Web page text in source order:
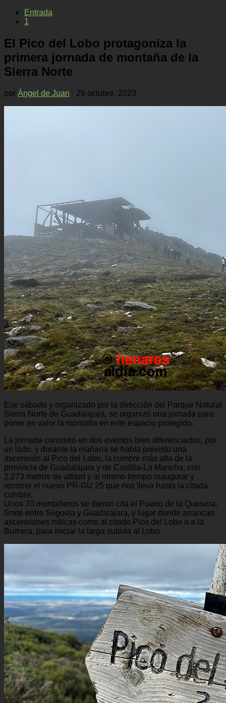
Entrada
1
El Pico del Lobo protagoniza la
primera jornada de montaña de la
Sierra Norte
por Ángel de Juan · 29 octubre, 2023
Ese sábado y organizado por la dirección del Parque Natural
Sierra Norte de Guadalajara, se organizó una jornada para
poner en valor la montaña en este espacio protegido.
La jornada consistió en dos eventos bien diferenciados, por
un lado, y durante la mañana se había previsto una
ascensión al Pico del Lobo, la cumbre más alta de la
provincia de Guadalajara y de Castilla-La Mancha, con
2.273 metros de altitud y al mismo tiempo inaugurar y
recorrer el nuevo PR-GU 25 que nos lleva hasta la citada
cumbre.
Unos 70 montañeros se dieron cita el Puerto de la Quesera,
límite entre Segovia y Guadalajara, y lugar donde arrancan
ascensiones míticas como al citado Pico del Lobo o a la
Buitrera, para iniciar la larga subida al Lobo.